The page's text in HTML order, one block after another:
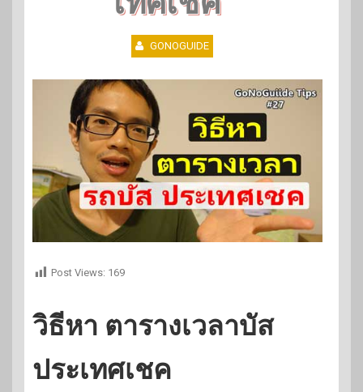
GONOGUIDE
Post Views: 169
วิธีหา ตารางเวลาบัส
ประเทศเชค